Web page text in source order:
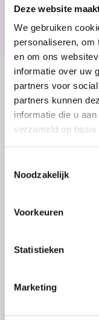
Deze website
We gebruiken
personaliseren, om
en om ons
informatie over uw
partners voor
partners kunnen
informatie die u
verzameld op
Noodzakelijk
Voorkeuren
Statistieken
Marketing
Home>
Medewerker
Tijdens je
meten, snijden/
met behulp
kantbanken,
doe je aan de
Na
Plaatwerker
deze papieren op